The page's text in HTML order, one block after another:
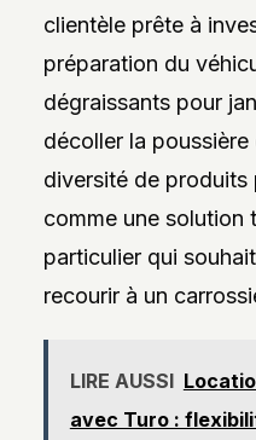
clientèle prête à
préparation du
dégraissants pour
décoller la
diversité de produits
comme une solution
particulier qui
recourir à un
LIRE AUSSI
avec Turo :